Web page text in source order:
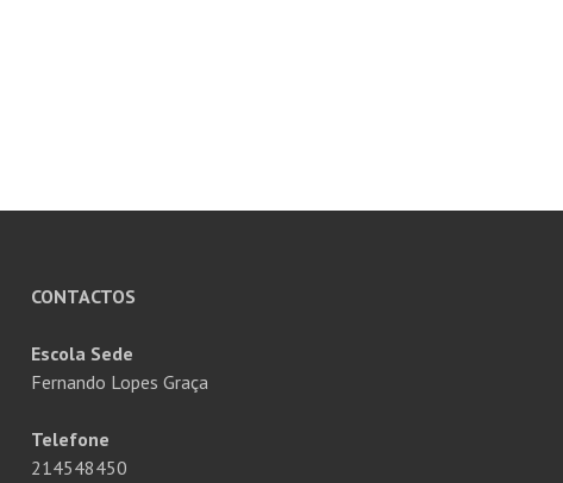
CONTACTOS
Escola Sede
Fernando Lopes Graça
Telefone
214548450